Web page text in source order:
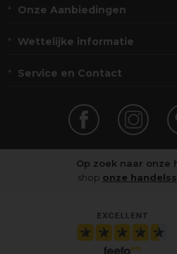
Onze Aanbiedingen
Wettelijke informatie
Service en Contact
Op zoek naar onze
shop onze